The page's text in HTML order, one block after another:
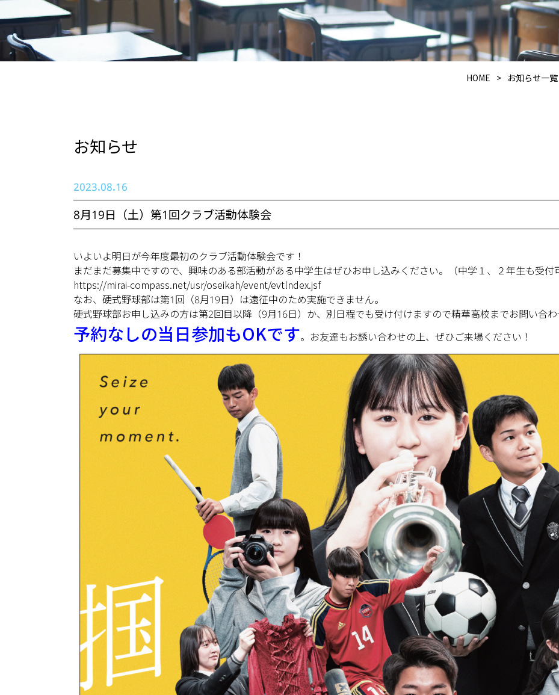
HOME > お知らせ一覧
お知らせ
2023.08.16
8月19日（土）第1回クラブ活動体験会
いよいよ明日が今年度最初のクラブ活動体験会です！
まだまだ募集中ですので、興味のある部活動がある中学生はぜひお申し込みください。（中学１、２年生も受付
https://mirai-compass.net/usr/oseikah/event/evtlndex.jsf
なお、硬式野球部は第1回（8月19日）は遠征中のため実施できません。
硬式野球部お申し込みの方は第2回目以降（9月16日）か、別日程でも受け付けますので精華高校までお問い合
予約なしの当日参加もOKです。お友達もお誘い合わせの上、ぜひご来場ください！